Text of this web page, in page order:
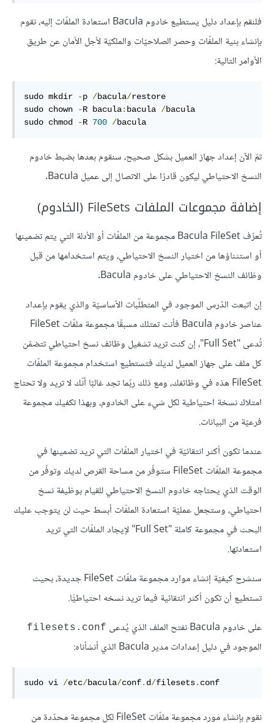
فلنقم بإعداد دليل يستطيع خادوم Bacula استعادة الملفّات إليه، نقوم
بإنشاء بنية الملفّات وحصر الصلاحيّات والملكيّة لأجل الأمان عن طريق
الأوامر التالية:
sudo mkdir -p /bacula/restore
sudo chown
-R bacula: bacula /bacula
sudo chmod
-R 700 /bacula
تمّ الآن إعداد جهاز العميل بشكل صحيح، سنقوم بعدها بضبط خادوم
النسخ الاحتياطي ليكون قادرًا على الاتصال إلى عميل Bacula.
إضافة مجموعات الملفات FileSets (الخادوم)
تُعرِّف Bacula FileSet مجموعة من الملفّات أو الأدلة التي يتم تضمينها
أو استثناؤها من اختيار النسخ الاحتياطي، ويتم استخدامها من قبل
وظائف النسخ الاحتياطي على خادوم Bacula.
إن اتبعت الدّرس الموجود في المتطلّبات الأساسيّة والذي يقوم بإعداد
عناصر خادوم Bacula فأنت تمتلك مسبقًا مجموعة ملفّات FileSet
تُدعى "Full Set"، إن كنت تريد تشغيل وظائف نسخ احتياطي تتضمّن
كل ملف على جهاز العميل لديك فتستطيع استخدام مجموعة الملفّات
FileSet هذه في وظائفك، ومع ذلك ربّما تجد غالبًا أنّك لا تريد ولا تحتاج
امتلاك نسخة احتياطية لكل شيء على الخادوم، وبهذا تكفيك مجموعة
فرعيّة من البيانات.
عندما تكون أكثر انتقائيّة في اختيار الملفّات التي تريد تضمينها في
مجموعة الملفّات FileSet ستوفّر من مساحة القرص لديك وتوفّر من
الوقت الذي يحتاجه خادوم النسخ الاحتياطي للقيام بوظيفة نسخ
احتياطي، وستجعل عمليّة استعادة الملفّات أبسط حيث لن يتوجب عليك
البحث في مجموعة كاملة "Full Set" لإيجاد الملفّات التي تريد
استعادتها.
سنشرح كيفيّة إنشاء موارد مجموعة ملفّات FileSet جديدة، بحيث
تستطيع أن تكون أكثر انتقائية فيما تريد نسخه احتياطيًّا.
على خادوم Bacula نفتح الملف الذي يُدعى
filesets.conf
الموجود في دليل إعدادات مدير Bacula الذي أنشأناه:
sudo vi /etc/bacula/conf. d/filesets. conf
نقوم بإنشاء مورد مجموعة ملفّات FileSet لكل مجموعة محدّدة من